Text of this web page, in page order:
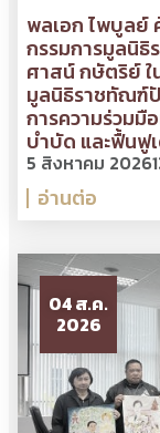
พลเอก ไพบูลย์
กรรมการมูลนิ
ศาสน์ กษัตริย์ ใ
มูลนิธิราชทัณฑ์
การความร่วมมื
บำบัด และฟื้นฟู
5 สิงหาคม 2026
อ่านต่อ
04 ส.ค.
2026